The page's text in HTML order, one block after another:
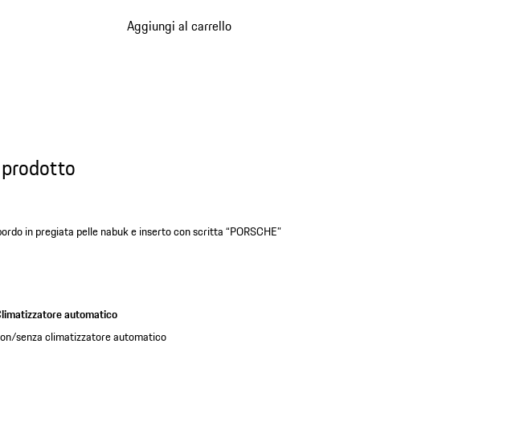
Aggiungi al carrello
in pregiata pelle nabuk e inserto con scritta “PORSCHE”
automatico
senza climatizzatore automatico